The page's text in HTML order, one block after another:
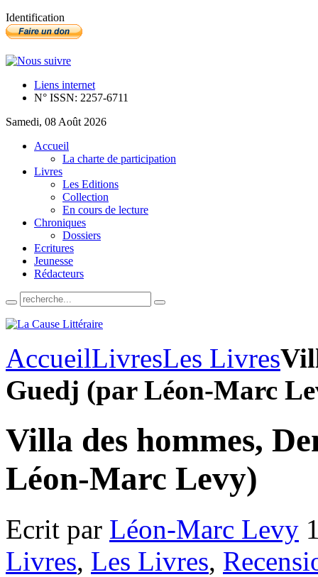
Identification
Liens internet
N° ISSN: 2257-6711
Samedi, 08 Août 2026
Accueil
La charte de participation
Livres
Les Editions
Collection
En cours de lecture
Chroniques
Dossiers
Ecritures
Jeunesse
Rédacteurs
AccueilLivresLes Livres
Guedj (par Léon-Marc
Villa des hommes,
Léon-Marc Levy)
Ecrit par Léon-Marc Levy
Livres, Les Livres,